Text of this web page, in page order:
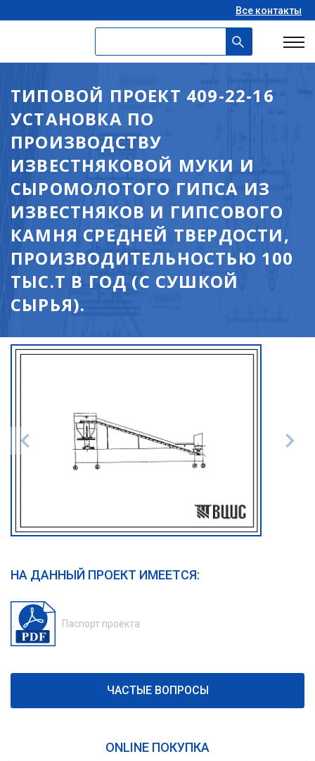
Все контакты
ТИПОВОЙ ПРОЕКТ 409-22-16
УСТАНОВКА ПО
ПРОИЗВОДСТВУ
ИЗВЕСТНЯКОВОЙ МУКИ И
СЫРОМОЛОТОГО ГИПСА ИЗ
ИЗВЕСТНЯКОВ И ГИПСОВОГО
КАМНЯ СРЕДНЕЙ ТВЕРДОСТИ,
ПРОИЗВОДИТЕЛЬНОСТЬЮ 100
ТЫС.Т В ГОД (С СУШКОЙ
СЫРЬЯ).
НА ДАННЫЙ ПРОЕКТ ИМЕЕТСЯ:
Паспорт проекта
ЧАСТЫЕ ВОПРОСЫ
ONLINE ПОКУПКА